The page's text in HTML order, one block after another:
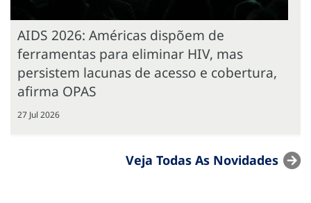
AIDS 2026: Américas dispõem de
ferramentas para eliminar HIV, mas
persistem lacunas de acesso e cobertura,
afirma OPAS
27 Jul 2026
Veja Todas As Novidades